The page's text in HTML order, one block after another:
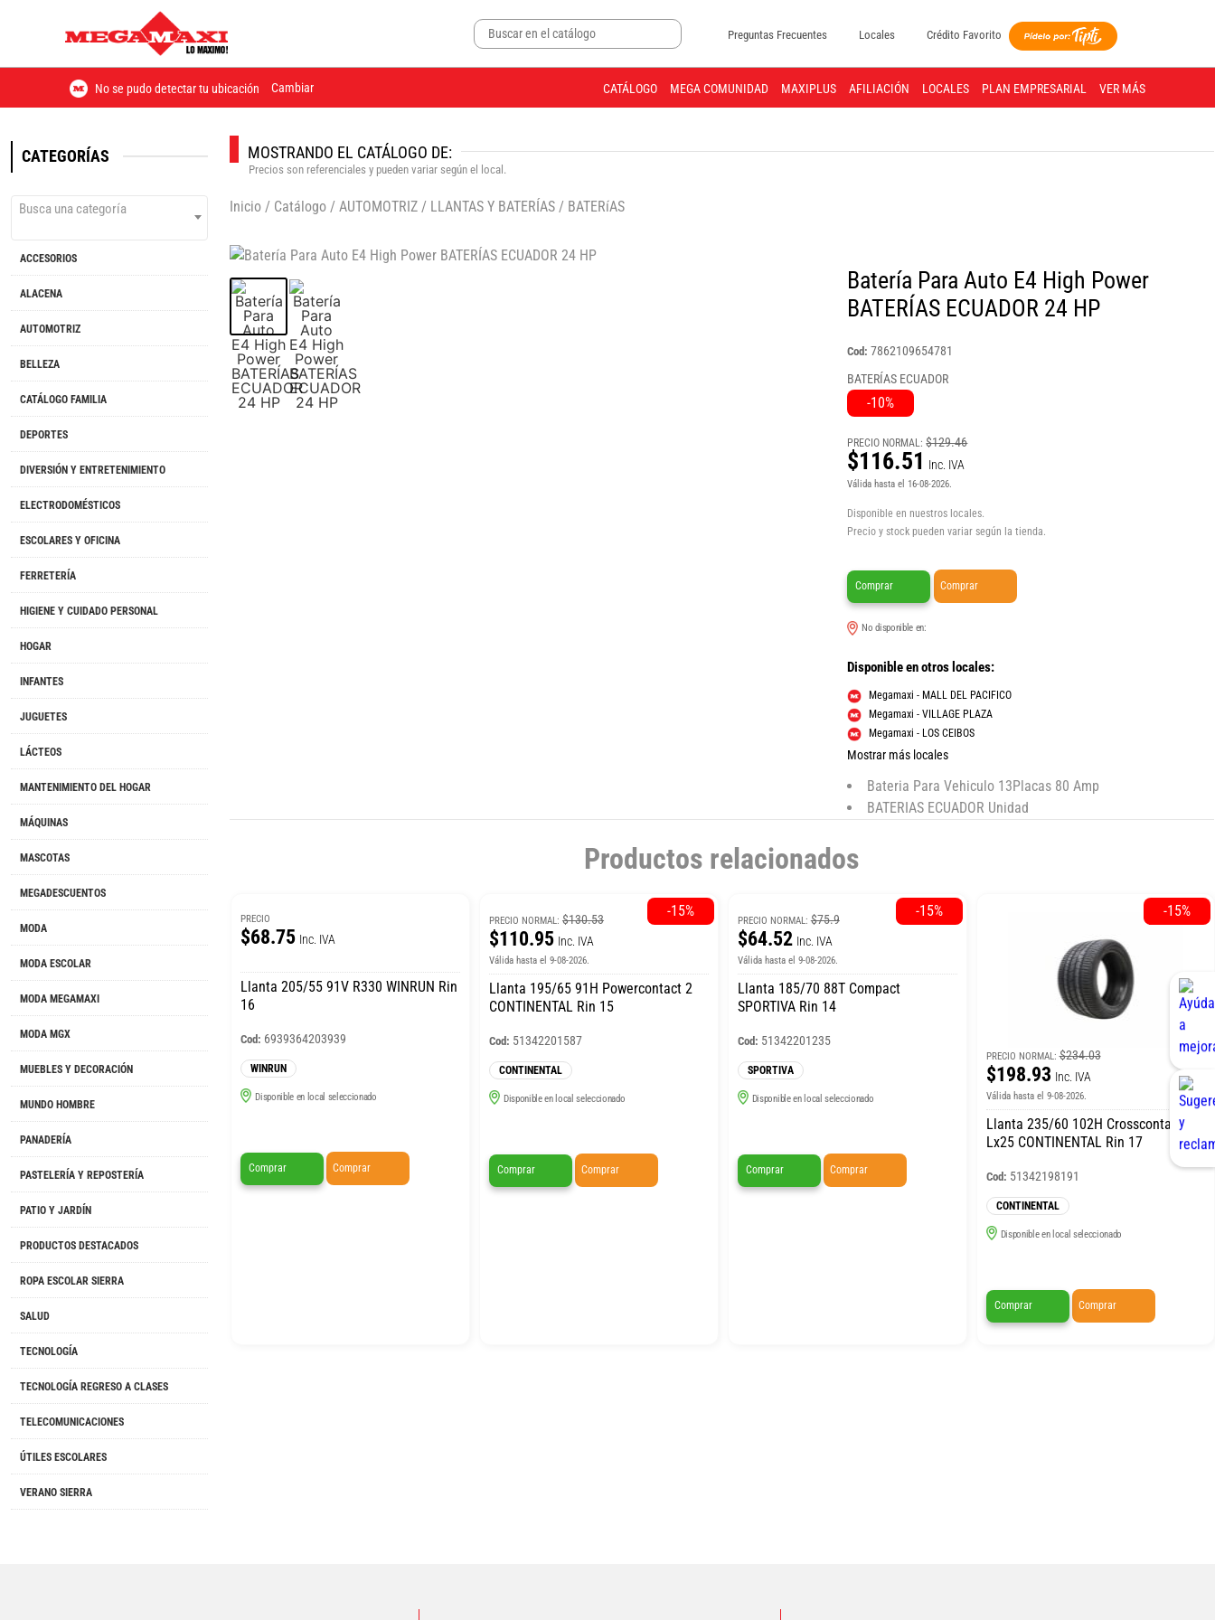
Preguntas Frecuentes Locales Crédito Favorito
No se pudo detectar tu ubicación Cambiar CATÁLOGO MEGA COMUNIDAD MAXIPLUS AFILIACIÓN LOCALES PLAN EMPRESARIAL VER MÁS
CATEGORÍAS
Busca una categoría
ACCESORIOS
ALACENA
AUTOMOTRIZ
BELLEZA
CATÁLOGO FAMILIA
DEPORTES
DIVERSIÓN Y ENTRETENIMIENTO
ELECTRODOMÉSTICOS
ESCOLARES Y OFICINA
FERRETERÍA
HIGIENE Y CUIDADO PERSONAL
HOGAR
INFANTES
JUGUETES
LÁCTEOS
MANTENIMIENTO DEL HOGAR
MÁQUINAS
MASCOTAS
MEGADESCUENTOS
MODA
MODA ESCOLAR
MODA MEGAMAXI
MODA MGX
MUEBLES Y DECORACIÓN
MUNDO HOMBRE
PANADERÍA
PASTELERÍA Y REPOSTERÍA
PATIO Y JARDÍN
PRODUCTOS DESTACADOS
ROPA ESCOLAR SIERRA
SALUD
TECNOLOGÍA
TECNOLOGÍA REGRESO A CLASES
TELECOMUNICACIONES
ÚTILES ESCOLARES
VERANO SIERRA
MOSTRANDO EL CATÁLOGO DE:
Precios son referenciales y pueden variar según el local.
Inicio / Catálogo / AUTOMOTRIZ / LLANTAS Y BATERÍAS / BATERíAS
Batería Para Auto E4 High Power
BATERÍAS ECUADOR 24 HP
Cod: 7862109654781
BATERÍAS ECUADOR
-10%
PRECIO NORMAL:$129.46
$116.51 Inc. IVA
Válida hasta el 16-08-2026.
Disponible en nuestros locales.
Precio y stock pueden variar según la tienda.
Comprar Comprar
No disponible en:
Disponible en otros locales:
Megamaxi - MALL DEL PACIFICO
Megamaxi - VILLAGE PLAZA
Megamaxi - LOS CEIBOS
Mostrar más locales
Bateria Para Vehiculo 13Placas 80 Amp
BATERIAS ECUADOR Unidad
Productos relacionados
PRECIO
$68.75 Inc. IVA
Llanta 205/55 91V R330 WINRUN Rin
16
Cod: 6939364203939
WINRUN
Disponible en local seleccionado
Comprar Comprar
PRECIO NORMAL:$130.53
$110.95 Inc. IVA
Válida hasta el 9-08-2026.
Llanta 195/65 91H Powercontact 2
CONTINENTAL Rin 15
Cod: 51342201587
CONTINENTAL
Disponible en local seleccionado
Comprar Comprar
-15%
PRECIO NORMAL:$75.9
$64.52 Inc. IVA
Válida hasta el 9-08-2026.
Llanta 185/70 88T Compact
SPORTIVA Rin 14
Cod: 51342201235
SPORTIVA
Disponible en local seleccionado
Comprar Comprar
-15%
PRECIO NORMAL:$234.03
$198.93 Inc. IVA
Válida hasta el 9-08-2026.
Llanta 235/60 102H Crosscontact
Lx25 CONTINENTAL Rin 17
Cod: 51342198191
CONTINENTAL
Disponible en local seleccionado
Comprar Comprar
-15%